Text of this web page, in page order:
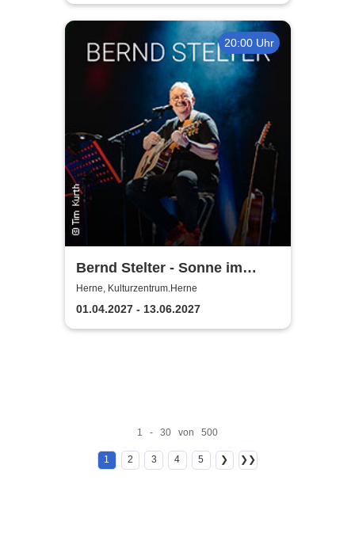
20:00 Uhr
Bernd Stelter - Sonne im
Herzen, Blödsinn im Kopp!
Herne, Kulturzentrum.Herne
01.04.2027 - 13.06.2027
1 - 30 von 500
1 2 3 4 5 ❯ ❯❯